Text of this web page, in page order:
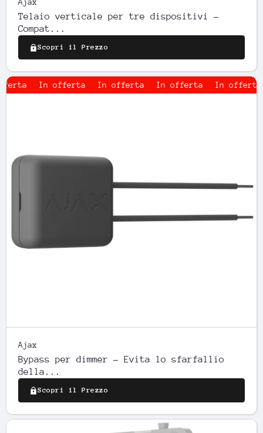
Telaio verticale per tre dispositivi -
Compat...
Scopri il Prezzo
In offerta In offerta In offerta In offerta In
Ajax
Bypass per dimmer - Evita lo sfarfallio
della...
Scopri il Prezzo